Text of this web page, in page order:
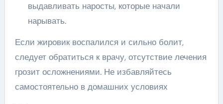
выдавливать наросты, которые начали
нарывать.
Если жировик воспалился и сильно болит,
следует обратиться к врачу, отсутствие лечения
грозит осложнениями. Не избавляйтесь
самостоятельно в домашних условиях